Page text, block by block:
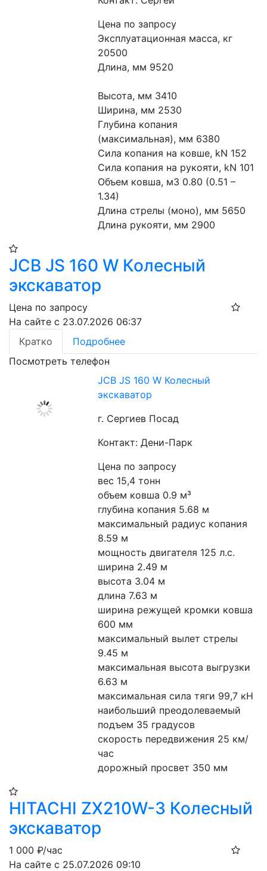
Цена по запросу
Эксплуатационная масса, кг
20500
Длина, мм 9520
Высота, мм 3410
Ширина, мм 2530
Глубина копания
(максимальная), мм 6380
Сила копания на ковше, kN 152
Сила копания на рукояти, kN 101
Объем ковша, м3 0.80 (0.51 –
1.34)
Длина стрелы (моно), мм 5650
Длина рукояти, мм 2900
JCB JS 160 W Колесный
экскаватор
Цена по запросу
На сайте с 23.07.2026 06:37
Кратко
Подробнее
Посмотреть телефон
JCB JS 160 W Колесный
экскаватор
г. Сергиев Посад
Контакт: Дени-Парк
Цена по запросу
вес 15,4 тонн
объем ковша 0.9 м³
глубина копания 5.68 м
максимальный радиус копания
8.59 м
мощность двигателя 125 л.с.
ширина 2.49 м
высота 3.04 м
длина 7.63 м
ширина режущей кромки ковша
600 мм
максимальный вылет стрелы
9.45 м
максимальная высота выгрузки
6.63 м
максимальная сила тяги 99,7 кН
наибольший преодолеваемый
подъем 35 градусов
скорость передвижения 25 км/
час
дорожный просвет 350 мм
HITACHI ZX210W-3 Колесный
экскаватор
1 000 ₽/час
На сайте с 25.07.2026 09:10